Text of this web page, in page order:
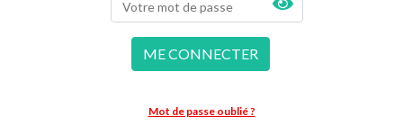
ME CONNECTER
Mot de passe oublié ?